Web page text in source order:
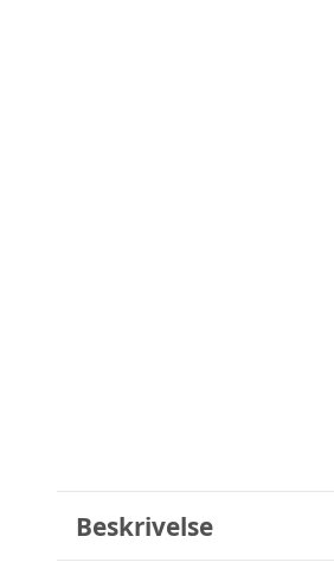
Beskrivelse